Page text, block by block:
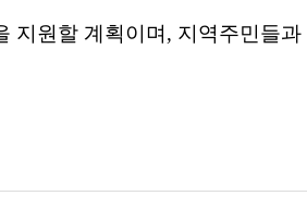
지원할 계획이며 , 지역주민들과